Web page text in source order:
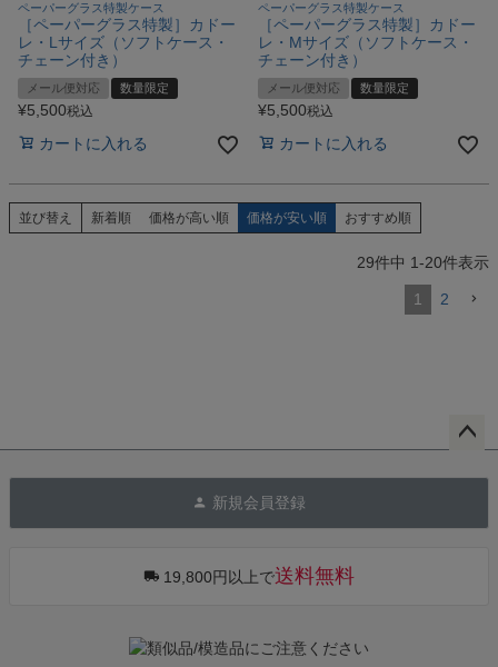
ペーパーグラス特製ケース
［ペーパーグラス特製］カドー
レ・Lサイズ（ソフトケース・
チェーン付き）
メール便対応 数量限定
¥5,500税込
カートに入れる
ペーパーグラス特製ケース
［ペーパーグラス特製］カドー
レ・Mサイズ（ソフトケース・
チェーン付き）
メール便対応 数量限定
¥5,500税込
カートに入れる
並び替え 新着順 価格が高い順 価格が安い順 おすすめ順
29件中 1-20件表示
1 2
へ
新規会員登録
19,800円以上で送料無料